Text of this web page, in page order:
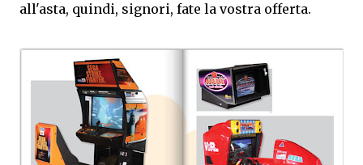
all'asta, quindi, signori, fate la vostra offerta.